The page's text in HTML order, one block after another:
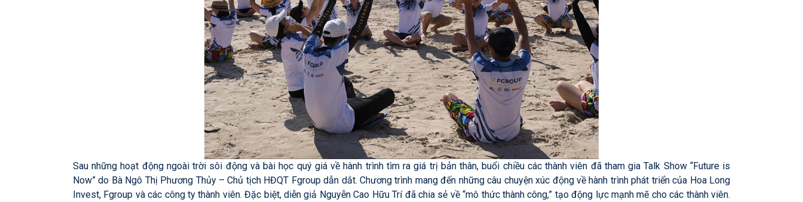
Sau những hoạt động ngoài trời sôi động và bài học quý giá về hành trình tìm ra giá trị bản thân, buổi chiều các thành viên đã tham gia Talk Show “Future is
Now” do Bà Ngô Thị Phương Thủy – Chủ tịch HĐQT Fgroup dẫn dắt. Chương trình mang đến những câu chuyện xúc động về hành trình phát triển của Hoa Long
Invest, Fgroup và các công ty thành viên. Đặc biệt, diễn giả Nguyễn Cao Hữu Trí đã chia sẻ về “mô thức thành công,” tạo động lực mạnh mẽ cho các thành viên.